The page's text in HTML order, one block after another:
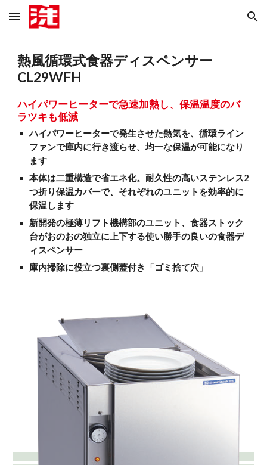
Skip to main content Skip to navigation
熱風循環式食器ディスペンサー
CL29WFH
ハイパワーヒーターで急速加熱し、保温温度のバ
ラツキも低減
ハイパワーヒーターで発生させた熱気を、循環ライン
ファンで庫内に行き渡らせ、均一な保温が可能になり
ます
本体は二重構造で省エネ化。耐久性の高いステンレス2
つ折り保温カバーで、それぞれのユニットを効率的に
保温します
新開発の極薄リフト機構部のユニット、食器ストック
台がおのおの独立に上下する使い勝手の良いの食器デ
ィスペンサー
庫内掃除に役立つ裏側蓋付き「ゴミ捨て穴」